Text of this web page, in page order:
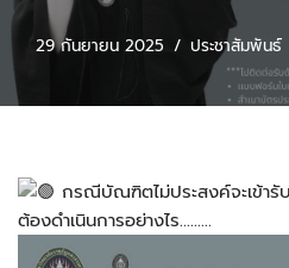
29 กันยายน 2025 ประชาสัมพันธ์
กรณีบัณฑิตไม่ประสงค์จะเข้า
ต้องดำเนินการอย่างไร………